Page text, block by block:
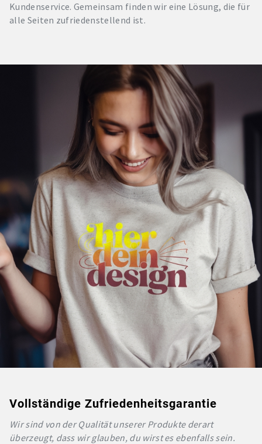
Kundenservice. Gemeinsam finden wir eine Lösung, die für
alle Seiten zufriedenstellend ist.
Vollständige Zufriedenheitsgarantie
Wir sind von der Qualität unserer Produkte derart
überzeugt, dass wir glauben, du wirst es ebenfalls sein.